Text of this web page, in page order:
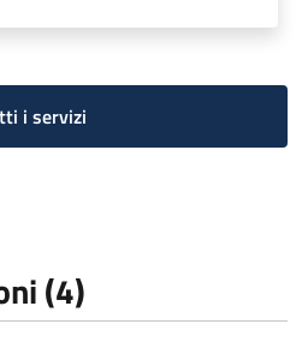
i servizi
(4)